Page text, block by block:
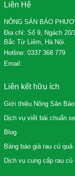
Liên Hệ
NÔNG SẢN BẢO
Địa chỉ: Số 9, Ngách
Bắc Từ Liêm, Hà Nội.
Hotline: 0337 368 779
Email:
Liên kết hữu ích
Giới thiệu Nông Sản
Dịch vụ viết bài chuẩn
Blog
Bảng báo giá rau củ quả
Dịch vụ cung cấp rau